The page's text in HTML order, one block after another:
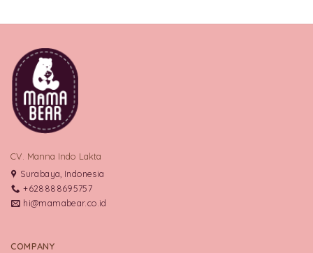
CV. Manna Indo Lakta
Surabaya, Indonesia
+628888695757
hi@mamabear.co.id
COMPANY